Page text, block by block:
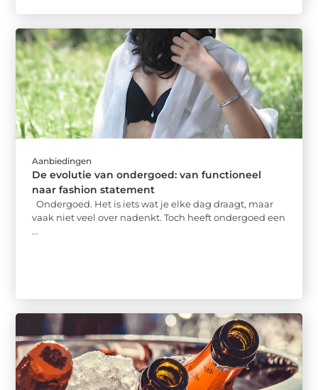
Aanbiedingen
De evolutie van ondergoed: van functioneel
naar fashion statement
Ondergoed. Het is iets wat je elke dag draagt, maar
vaak niet veel over nadenkt. Toch heeft ondergoed een
...